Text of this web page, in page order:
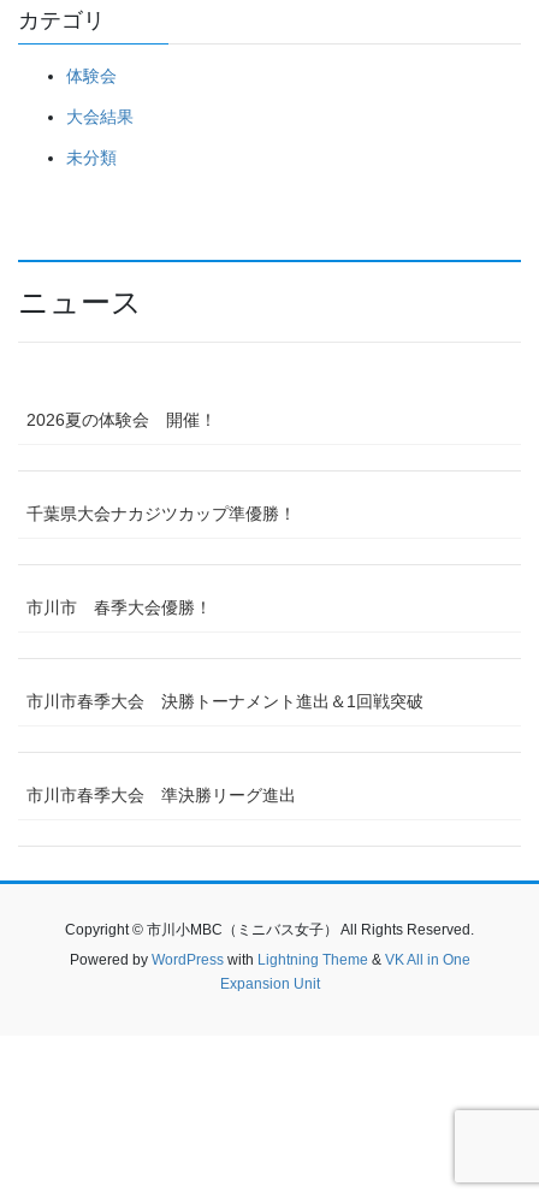
カテゴリ
体験会
大会結果
未分類
ニュース
2026夏の体験会 開催！
千葉県大会ナカジツカップ準優勝！
市川市 春季大会優勝！
市川市春季大会 決勝トーナメント進出＆1回戦突破
市川市春季大会 準決勝リーグ進出
Copyright © 市川小MBC（ミニバス女子） All Rights Reserved.
Powered by WordPresswith Lightning Theme & VK All in One
Expansion Unit